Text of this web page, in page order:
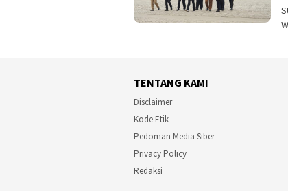
TENTANG KAMI
Disclaimer
Kode Etik
Pedoman Media Siber
Privacy Policy
Redaksi